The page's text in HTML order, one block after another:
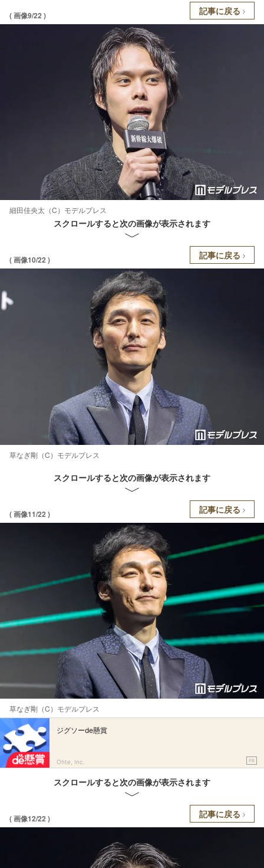
( 画像9/22 ) 記事に戻る
細田佳央太（C）モデルプレス
スクロールすると次の画像が表示されます
( 画像10/22 ) 記事に戻る
草なぎ剛（C）モデルプレス
スクロールすると次の画像が表示されます
( 画像11/22 ) 記事に戻る
草なぎ剛（C）モデルプレス
ジグソーde懸賞
Ohte, Inc. PR
スクロールすると次の画像が表示されます
( 画像12/22 ) 記事に戻る